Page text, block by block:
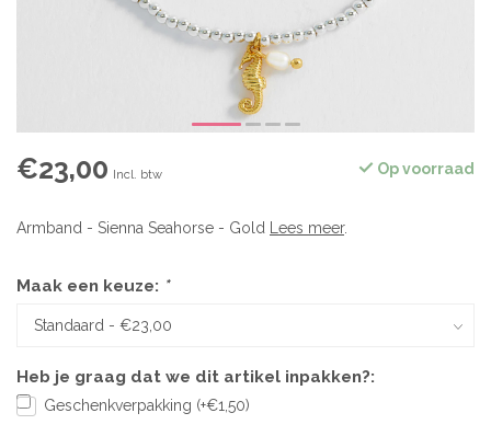
€23,00 Incl. btw Op voorraad
Armband - Sienna Seahorse - Gold Lees meer.
Maak een keuze: *
Heb je graag dat we dit artikel inpakken?:
Geschenkverpakking (+€1,50)